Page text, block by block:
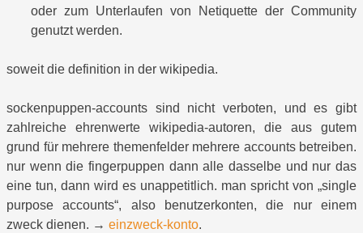
oder zum Unterlaufen von Netiquette der Community
genutzt werden.
soweit die definition in der wikipedia.
sockenpuppen-accounts sind nicht verboten, und es gibt
zahlreiche ehrenwerte wikipedia-autoren, die aus gutem
grund für mehrere themenfelder mehrere accounts betreiben.
nur wenn die fingerpuppen dann alle dasselbe und nur das
eine tun, dann wird es unappetitlich. man spricht von „single
purpose accounts“, also benutzerkonten, die nur einem
zweck dienen. → einzweck-konto.